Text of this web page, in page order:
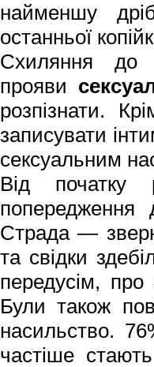
найменшу
останньої
Схиляння до
прояви
розпізнати.
записувати
сексуальним
Від початку
попередження
Страда —
та свідки
передусім, про
Були також
насильство.
частіше